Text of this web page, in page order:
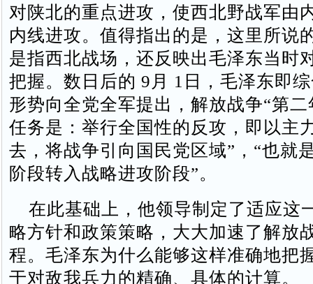
对陕北的重点进攻，使西北野战军由
内线进攻。值得指出的是，这里所说
是指西北战场，还反映出毛泽东当时
把握。数日后的 9月 1日，毛泽东即
形势向全党全军提出，解放战争“第
任务是：举行全国性的反攻，即以主
去，将战争引向国民党区域”，“也就
阶段转入战略进攻阶段”。
在此基础上，他领导制定了适应这
略方针和政策策略，大大加速了解放
程。毛泽东为什么能够这样准确地把
于对敌我兵力的精确、具体的计算。